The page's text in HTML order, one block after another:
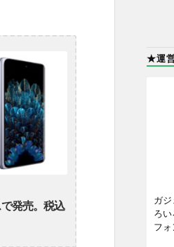
発売。税込
★運
ガ
ろ
フォ